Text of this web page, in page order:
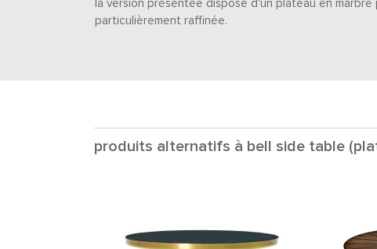
la version présentée dispose d'un plateau en
particulièrement raffinée.
produits alternatifs à bell side table